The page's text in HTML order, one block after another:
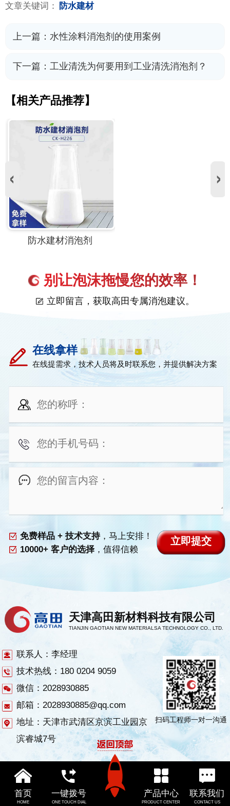
文章关键词：
防水建材
上一篇： 水性涂料消泡剂的使用案例
下一篇：工业清洗为何要用到工业清洗消泡剂？
【相关产品推荐】
防水建材消泡剂
别让泡沫拖慢您的效率！
立即留言，获取高田专属消泡建议。
在线拿样
在线提需求，技术人员将及时联系您，并提供解决方案
免费样品 + 技术支持，马上安排！
10000+ 客户的选择，值得信赖
天津高田新材料科技有限公司
TIANJIN GAOTIAN NEW MATERIALSA TECHNOLOGY CO., LTD.
联系人：李经理
技术热线：180 0204 9059
微信：2028930885
邮箱：2028930885@qq.com
地址：天津市武清区京滨工业园京
滨睿城7号
扫码工程师一对一沟通
首页
HOME
一键拨号
ONE TOUCH DIAL
产品中心
PRODUCT CENTER
联系我们
CONTACT US